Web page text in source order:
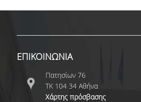
ΜΕΛΗ ΔΕΠ
ΕΠΙΤΙΜΟΙ ΔΙΔΑΚΤΟΡΕΣ
ΕΠΙΚΟΙΝΩΝΙΑ
Πατησίων 76
ΤΚ 104 34 Αθήνα
Χάρτης πρόσβασης